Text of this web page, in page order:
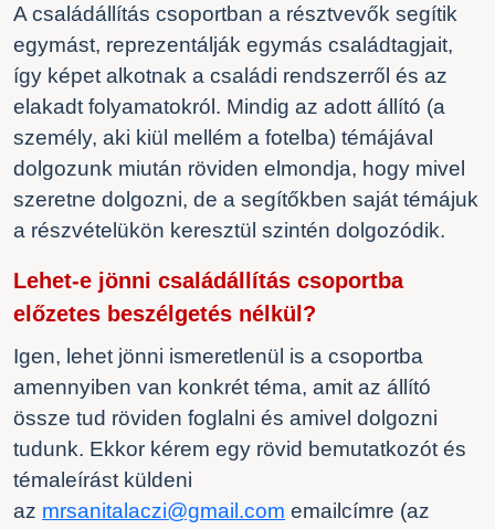
A családállítás csoportban a résztvevők segítik
egymást, reprezentálják egymás családtagjait,
így képet alkotnak a családi rendszerről és az
elakadt folyamatokról. Mindig az adott állító (a
személy, aki kiül mellém a fotelba) témájával
dolgozunk miután röviden elmondja, hogy mivel
szeretne dolgozni, de a segítőkben saját témájuk
a részvételükön keresztül szintén dolgozódik.
Lehet-e jönni családállítás csoportba
előzetes beszélgetés nélkül?
Igen, lehet jönni ismeretlenül is a csoportba
amennyiben van konkrét téma, amit az állító
össze tud röviden foglalni és amivel dolgozni
tudunk. Ekkor kérem egy rövid bemutatkozót és
témaleírást küldeni
az mrsanitalaczi@gmail.com emailcímre (az